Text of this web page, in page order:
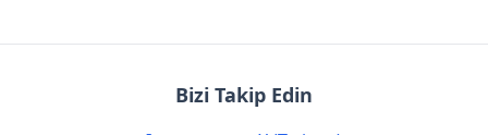
Bizi Takip Edin